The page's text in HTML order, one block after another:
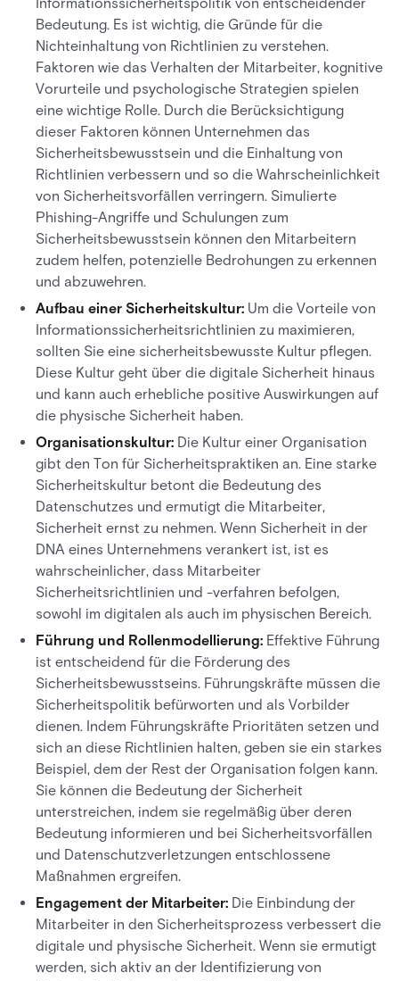
Bedeutung. Es ist wichtig, die Gründe für die
Nichteinhaltung von Richtlinien zu verstehen.
Faktoren wie das Verhalten der Mitarbeiter, kognitive
Vorurteile und psychologische Strategien spielen
eine wichtige Rolle. Durch die Berücksichtigung
dieser Faktoren können Unternehmen das
Sicherheitsbewusstsein und die Einhaltung von
Richtlinien verbessern und so die Wahrscheinlichkeit
von Sicherheitsvorfällen verringern. Simulierte
Phishing-Angriffe und Schulungen zum
Sicherheitsbewusstsein können den Mitarbeitern
zudem helfen, potenzielle Bedrohungen zu erkennen
und abzuwehren.
Aufbau einer Sicherheitskultur: Um die Vorteile von
Informationssicherheitsrichtlinien zu maximieren,
sollten Sie eine sicherheitsbewusste Kultur pflegen.
Diese Kultur geht über die digitale Sicherheit hinaus
und kann auch erhebliche positive Auswirkungen auf
die physische Sicherheit haben.
Organisationskultur: Die Kultur einer Organisation
gibt den Ton für Sicherheitspraktiken an. Eine starke
Sicherheitskultur betont die Bedeutung des
Datenschutzes und ermutigt die Mitarbeiter,
Sicherheit ernst zu nehmen. Wenn Sicherheit in der
DNA eines Unternehmens verankert ist, ist es
wahrscheinlicher, dass Mitarbeiter
Sicherheitsrichtlinien und -verfahren befolgen,
sowohl im digitalen als auch im physischen Bereich.
Führung und Rollenmodellierung: Effektive Führung
ist entscheidend für die Förderung des
Sicherheitsbewusstseins. Führungskräfte müssen die
Sicherheitspolitik befürworten und als Vorbilder
dienen. Indem Führungskräfte Prioritäten setzen und
sich an diese Richtlinien halten, geben sie ein starkes
Beispiel, dem der Rest der Organisation folgen kann.
Sie können die Bedeutung der Sicherheit
unterstreichen, indem sie regelmäßig über deren
Bedeutung informieren und bei Sicherheitsvorfällen
und Datenschutzverletzungen entschlossene
Maßnahmen ergreifen.
Engagement der Mitarbeiter: Die Einbindung der
Mitarbeiter in den Sicherheitsprozess verbessert die
digitale und physische Sicherheit. Wenn sie ermutigt
werden, sich aktiv an der Identifizierung von